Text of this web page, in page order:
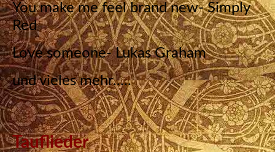
You make me feel brand new- Simply
Red
Love someone- Lukas Graham
und vieles mehr.....
Tauflieder